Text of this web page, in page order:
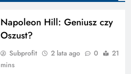
Napoleon Hill: Geniusz czy
Oszust?
Subprofit 2 lata ago 0
21
mins